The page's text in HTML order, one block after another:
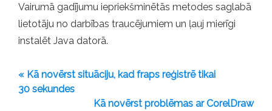
Vairumā gadījumu iepriekšminētās metodes saglabā
lietotāju no darbības traucējumiem un ļauj mierīgi
instalēt Java datorā.
« Kā novērst situāciju, kad fraps reģistrē tikai
30 sekundes
Kā novērst problēmas ar CorelDraw